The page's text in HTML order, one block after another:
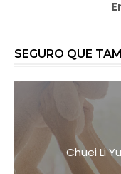
SEGURO QUE
Chuei Li